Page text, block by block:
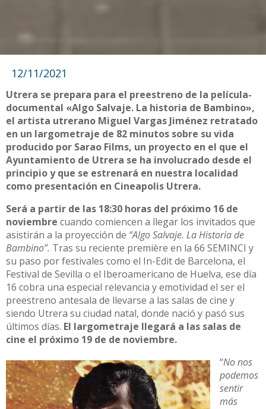
12/11/2021
Utrera se prepara para el preestreno de la película-
documental «Algo Salvaje. La historia de Bambino»,
el artista utrerano Miguel Vargas Jiménez retratado
en un largometraje de 82 minutos sobre su vida
producido por Sarao Films, un proyecto en el que el
Ayuntamiento de Utrera se ha involucrado desde el
principio y que se estrenará en nuestra localidad
como presentación en Cineapolis Utrera.
Será a partir de las 18:30 horas del próximo 16 de
noviembre cuando comiencen a llegar los invitados que
asistirán a la proyección de “Algo Salvaje. La Historia de
Bambino”. Tras su reciente première en la 66 SEMINCI y
su paso por festivales como el In-Edit de Barcelona, el
Festival de Sevilla o el Iberoamericano de Huelva, ese día
16 cobra una especial relevancia y emotividad el ser el
preestreno antesala de llevarse a las salas de cine y
siendo Utrera su ciudad natal, donde nació y pasó sus
últimos días. El largometraje llegará a las salas de
cine el próximo 19 de de noviembre.
“No nos
podemos
sentir
más